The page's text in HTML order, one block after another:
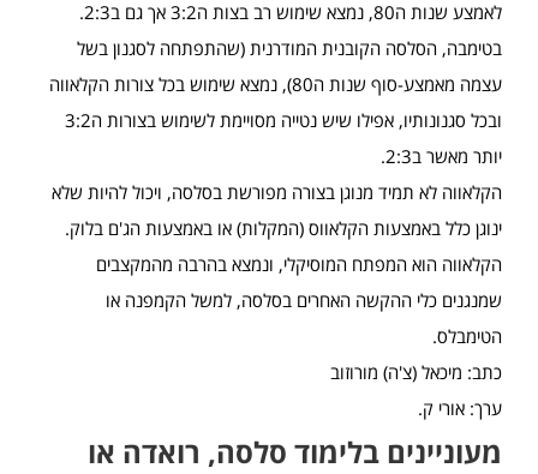
לאמצע שנות ה80, נמצא שימוש רב בצות ה3:2 אך גם ב2:3.
בטימבה, הסלסה הקובנית המודרנית (שהתפתחה לסגנון בשל
עצמה מאמצע-סוף שנות ה80), נמצא שימוש בכל צורות הקלאווה
ובכל סגנונותיו, אפילו שיש נטייה מסויימת לשימוש בצורות ה3:2
יותר מאשר ב2:3.
הקלאווה לא תמיד מנוגן בצורה מפורשת בסלסה, ויכול להיות שלא
ינוגן כלל באמצעות הקלאווס (המקלות) או באמצעות הג'ם בלוק.
הקלאווה הוא המפתח המוסיקלי, ונמצא בהרבה מהמקצבים
שמנגנים כלי ההקשה האחרים בסלסה, למשל הקמפנה או
הטימבלס.
כתב: מיכאל (צ'ה) מורוזוב
ערך: אורי ק.
מעוניינים בלימוד סלסה, רואדה או